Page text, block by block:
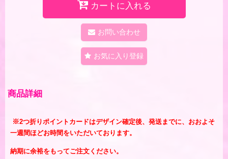
カートに入れる
お問い合わせ
お気に入り登録
商品詳細
※2つ折りポイントカードはデザイン確定後、発送までに、おおよそ
一週間ほどお時間をいただいております。
納期に余裕をもってご注文ください。